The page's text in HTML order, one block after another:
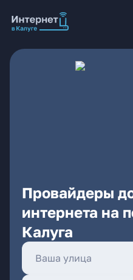
Провайдеры
интернета на
Калуга